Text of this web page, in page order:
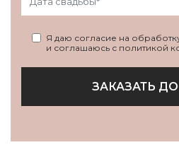
Я даю согласие на
и соглашаюсь с политикой
ЗАКАЗАТЬ